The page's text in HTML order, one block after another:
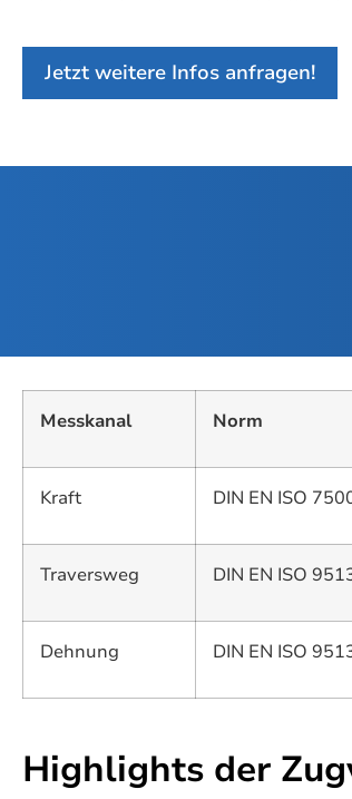
Jetzt weitere Infos anfragen!
Messkanal Norm
Kraft DIN EN ISO
Traversweg DIN EN ISO
Dehnung DIN EN ISO
Highlights der